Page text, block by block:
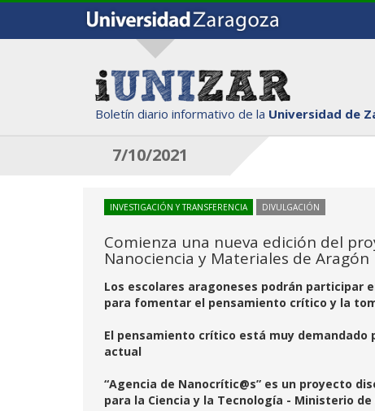
Boletín diario informativo de la Universidad de
7/10/2021
INVESTIGACIÓN Y TRANSFERENCIA DIVULGACIÓN
Comienza una nueva edición del
Nanociencia y Materiales de Aragón
Los escolares aragoneses podrán participar
para fomentar el pensamiento crítico y la
El pensamiento crítico está muy
actual
“Agencia de Nanocrític@s” es un proyecto
para la Ciencia y la Tecnología - Ministerio de